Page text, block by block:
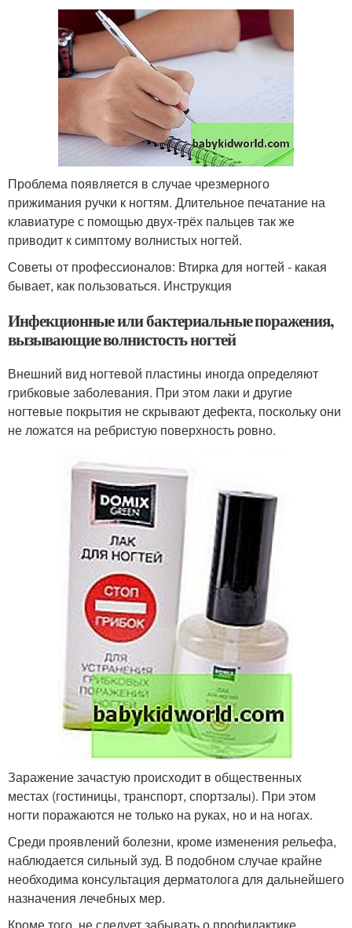
Проблема появляется в случае чрезмерного
прижимания ручки к ногтям. Длительное печатание на
клавиатуре с помощью двух-трёх пальцев так же
приводит к симптому волнистых ногтей.
Советы от профессионалов: Втирка для ногтей - какая
бывает, как пользоваться. Инструкция
Инфекционные или бактериальные поражения,
вызывающие волнистость ногтей
Внешний вид ногтевой пластины иногда определяют
грибковые заболевания. При этом лаки и другие
ногтевые покрытия не скрывают дефекта, поскольку они
не ложатся на ребристую поверхность ровно.
Заражение зачастую происходит в общественных
местах (гостиницы, транспорт, спортзалы). При этом
ногти поражаются не только на руках, но и на ногах.
Среди проявлений болезни, кроме изменения рельефа,
наблюдается сильный зуд. В подобном случае крайне
необходима консультация дерматолога для дальнейшего
назначения лечебных мер.
Кроме того, не следует забывать о профилактике.